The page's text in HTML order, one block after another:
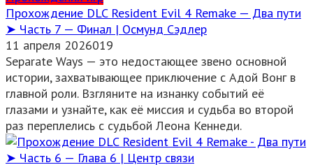
Прохождение DLC Resident Evil 4 Remake — Два пути
➤ Часть 7 — Финал | Осмунд Сэдлер
11 апреля 2026019
Separate Ways — это недостающее звено основной
истории, захватывающее приключение с Адой Вонг в
главной роли. Взгляните на изнанку событий её
глазами и узнайте, как её миссия и судьба во второй
раз переплелись с судьбой Леона Кеннеди.